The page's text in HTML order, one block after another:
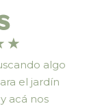
★
algo
el jardín
acá nos